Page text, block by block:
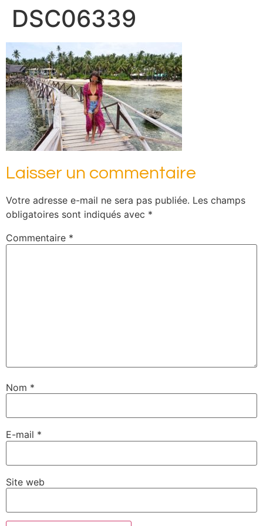
DSC06339
Laisser un commentaire
Votre adresse e-mail ne sera pas publiée. Les champs
obligatoires sont indiqués avec *
Commentaire *
Nom *
E-mail *
Site web